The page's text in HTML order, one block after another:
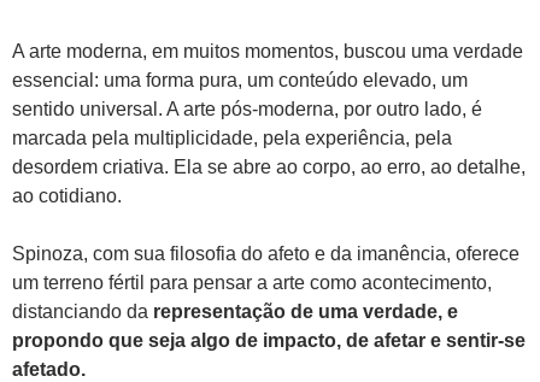
A arte moderna, em muitos momentos, buscou uma verdade
essencial: uma forma pura, um conteúdo elevado, um
sentido universal. A arte pós-moderna, por outro lado, é
marcada pela multiplicidade, pela experiência, pela
desordem criativa. Ela se abre ao corpo, ao erro, ao detalhe,
ao cotidiano.
Spinoza, com sua filosofia do afeto e da imanência, oferece
um terreno fértil para pensar a arte como acontecimento,
distanciando da representação de uma verdade, e
propondo que seja algo de impacto, de afetar e sentir-se
afetado.